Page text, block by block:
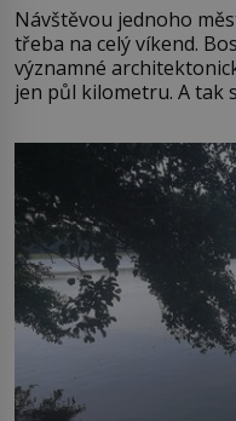
Návštěvou jednoho
třeba na celý víkend.
významné
jen půl kilometru. A tak
Boskovice na okraji
ve13. století, a už v